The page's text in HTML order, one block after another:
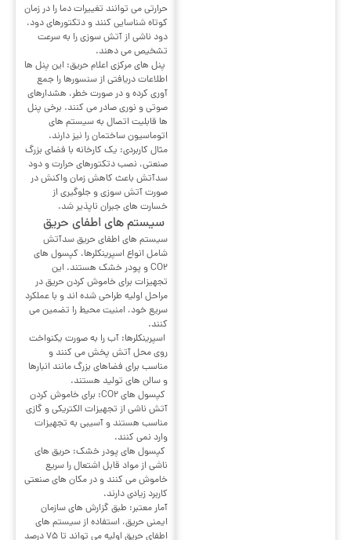
حرارتی می توانند تغییرات دما را در زمان
کوتاه شناسایی کنند و دتکتورهای دود،
دود ناشی از آتش سوزی را به سرعت
تشخیص می دهند.
پنل های مرکزی اعلام حریق: این پنل ها
اطلاعات دریافتی از سنسورها را جمع
آوری کرده و در صورت خطر، هشدارهای
صوتی و نوری صادر می کنند. برخی پنل
ها قابلیت اتصال به سیستم های
اتوماسیون ساختمان را نیز دارند.
مثال کاربردی: یک کارخانه با فضای بزرگ
صنعتی، نصب دتکتورهای حرارت و دود
سدآتش باعث کاهش زمان واکنش در
صورت آتش سوزی و جلوگیری از
خسارت های جبران ناپذیر شد.
سیستم های اطفای حریق
سیستم های اطفای حریق سدآتش
شامل انواع اسپرینکلرها، کپسول های
CO2 و پودر خشک هستند. این
تجهیزات برای خاموش کردن حریق در
مراحل اولیه طراحی شده اند و با عملکرد
سریع خود، امنیت محیط را تضمین می
کنند.
اسپرینکلرها: آب را به صورت یکنواخت
روی محل آتش پخش می کنند و
مناسب برای فضاهای بزرگ مانند انبارها
و سالن های تولید هستند.
کپسول های CO2: برای خاموش کردن
آتش ناشی از تجهیزات الکتریکی و گازی
مناسب هستند و آسیبی به تجهیزات
وارد نمی کنند.
کپسول های پودر خشک: حریق های
ناشی از مواد قابل اشتعال را سریع
خاموش می کنند و در مکان های صنعتی
کاربرد زیادی دارند.
آمار معتبر: طبق گزارش های سازمان
ایمنی حریق، استفاده از سیستم های
اطفای حریق اولیه می تواند تا ۷۵ درصد